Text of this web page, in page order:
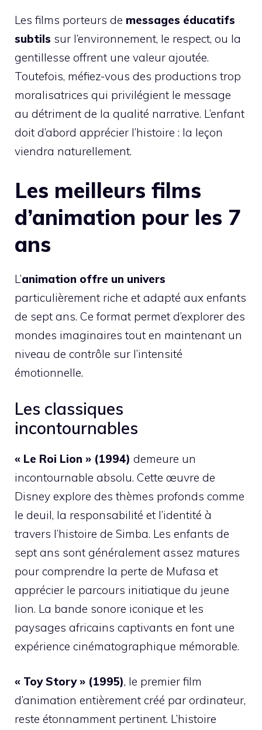
Les films porteurs de messages éducatifs
subtils sur l’environnement, le respect, ou la
gentillesse offrent une valeur ajoutée.
Toutefois, méfiez-vous des productions trop
moralisatrices qui privilégient le message
au détriment de la qualité narrative. L’enfant
doit d’abord apprécier l’histoire : la leçon
viendra naturellement.
Les meilleurs films
d’animation pour les 7
ans
L’animation offre un univers
particulièrement riche et adapté aux enfants
de sept ans. Ce format permet d’explorer des
mondes imaginaires tout en maintenant un
niveau de contrôle sur l’intensité
émotionnelle.
Les classiques
incontournables
« Le Roi Lion » (1994) demeure un
incontournable absolu. Cette œuvre de
Disney explore des thèmes profonds comme
le deuil, la responsabilité et l’identité à
travers l’histoire de Simba. Les enfants de
sept ans sont généralement assez matures
pour comprendre la perte de Mufasa et
apprécier le parcours initiatique du jeune
lion. La bande sonore iconique et les
paysages africains captivants en font une
expérience cinématographique mémorable.
« Toy Story » (1995), le premier film
d’animation entièrement créé par ordinateur,
reste étonnamment pertinent. L’histoire